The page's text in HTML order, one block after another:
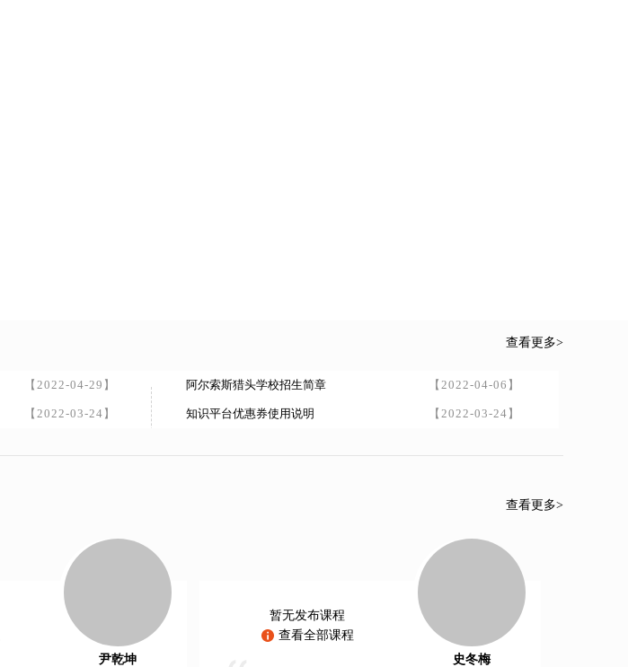
查看更多>
【2022-04-29】 阿尔索斯猎头学校招生简章 【2022-04-06】
【2022-03-24】 知识平台优惠券使用说明 【2022-03-24】
查看更多>
尹乾坤 史冬梅
暂无发布课程
查看全部课程